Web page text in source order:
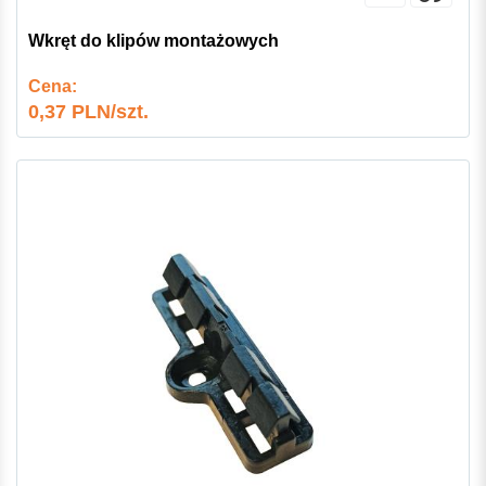
Wkręt do klipów montażowych
Cena:
0,37 PLN/szt.